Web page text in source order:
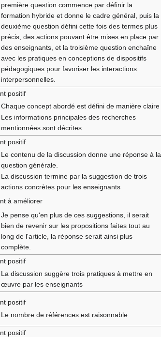
première question commence par définir la
formation hybride et donne le cadre général, puis la
deuxième question défini cette fois des termes plus
précis, des actions pouvant être mises en place par
des enseignants, et la troisième question enchaîne
avec les pratiques en conceptions de dispositifs
pédagogiques pour favoriser les interactions
interpersonnelles.
positif
Chaque concept abordé est défini de manière claire
Les informations principales des recherches
mentionnées sont décrites
positif
Le contenu de la discussion donne une réponse à la
question générale.
La discussion termine par la suggestion de trois
actions concrètes pour les enseignants
à améliorer
Je pense qu'en plus de ces suggestions, il serait
bien de revenir sur les propositions faites tout au
long de l'article, la réponse serait ainsi plus
complète.
positif
La discussion suggère trois pratiques à mettre en
œuvre par les enseignants
positif
Le nombre de références est raisonnable
positif